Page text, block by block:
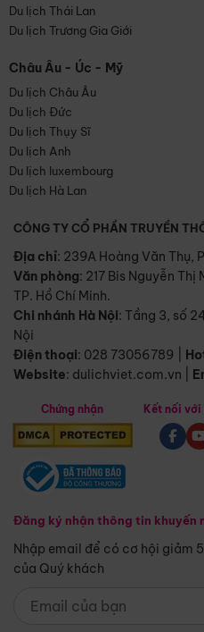
Du lịch Thái Lan
Du lịch Trương Gia Giới
Châu Âu - Úc - Mỹ
Du lịch Châu Âu
Du lịch Đức
Du lịch Thụy Sĩ
Du lịch Anh
Du lịch luxembourg
Du lịch Hà Lan
CÔNG TY CỔ PHẦN TRUYỀN
Địa chỉ: 239A Hoàng Văn Thụ,
Văn phòng: 217 Bis Nguyễn Thị
TP. Hồ Chí Minh.
Chi nhánh Hà Nội: Tầng 3, số
Nội
Điện thoại: 028 73056789
Website: dulichviet.com.vn
Chứng nhận
Đăng ký nhận thông tin khuyến
Nhập email để có cơ hội giảm
của Quý khách
Kết nối